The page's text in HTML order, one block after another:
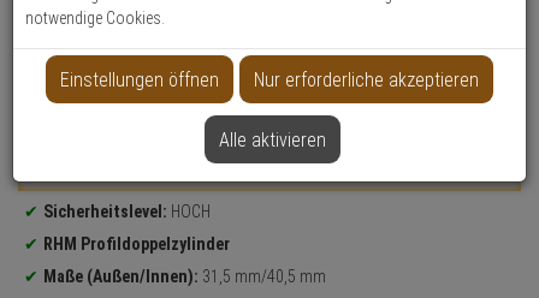
Datenblatt drucken
Weitere Varianten...
Produktinformationen
Sicherheitslevel: HOCH
RHM Profildoppelzylinder
Maße (Außen/Innen): 31,5 mm/40,5 mm
notwendige Cookies.
Einstellungen öffnen Nur erforderliche akzeptieren
Alle aktivieren